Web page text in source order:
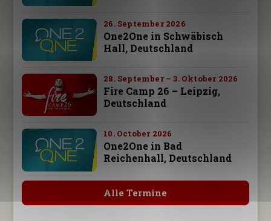
26. September 2026
One2One in Schwäbisch
Hall, Deutschland
28. September – 3. Oktober 2026
Fire Camp 26 – Leipzig,
Deutschland
10. October 2026
One2One in Bad
Reichenhall, Deutschland
Alle Termine